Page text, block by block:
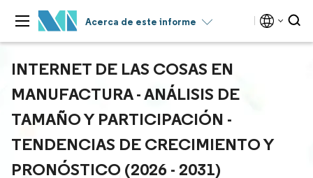
Acerca de este informe
INTERNET DE LAS COSAS EN
MANUFACTURA - ANÁLISIS DE
TAMAÑO Y PARTICIPACIÓN -
TENDENCIAS DE CRECIMIENTO Y
PRONÓSTICO (2026 - 2031)